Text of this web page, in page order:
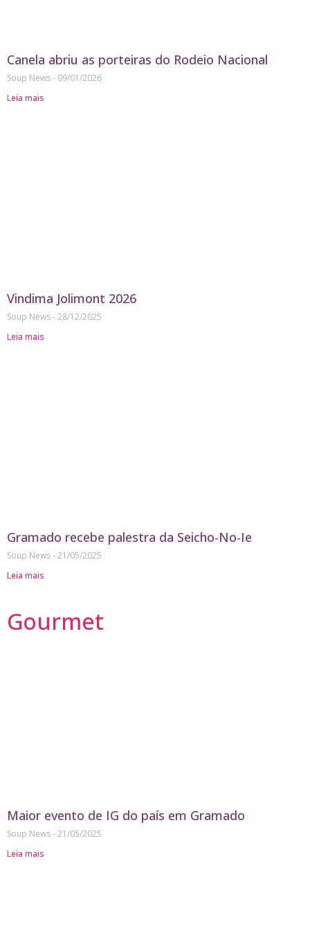
Canela abriu as porteiras do Rodeio Nacional
Soup News
09/01/2026
Leia mais
Vindima Jolimont 2026
Soup News 28/12/2025
Leia mais
Gramado recebe palestra da Seicho-No-Ie
Soup News 21/05/2025
Leia mais
Gourmet
Maior evento de IG do país em Gramado
Soup News 21/05/2025
Leia mais